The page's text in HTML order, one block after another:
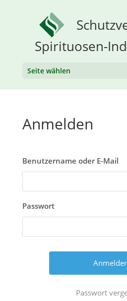
Spirituosen-
Seite wählen
Anmelden
Benutzername oder E-Mail
Passwort
Passwort